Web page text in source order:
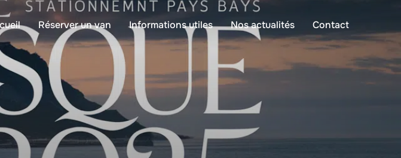
Réserver un van Informations utiles Nos actualités Contact